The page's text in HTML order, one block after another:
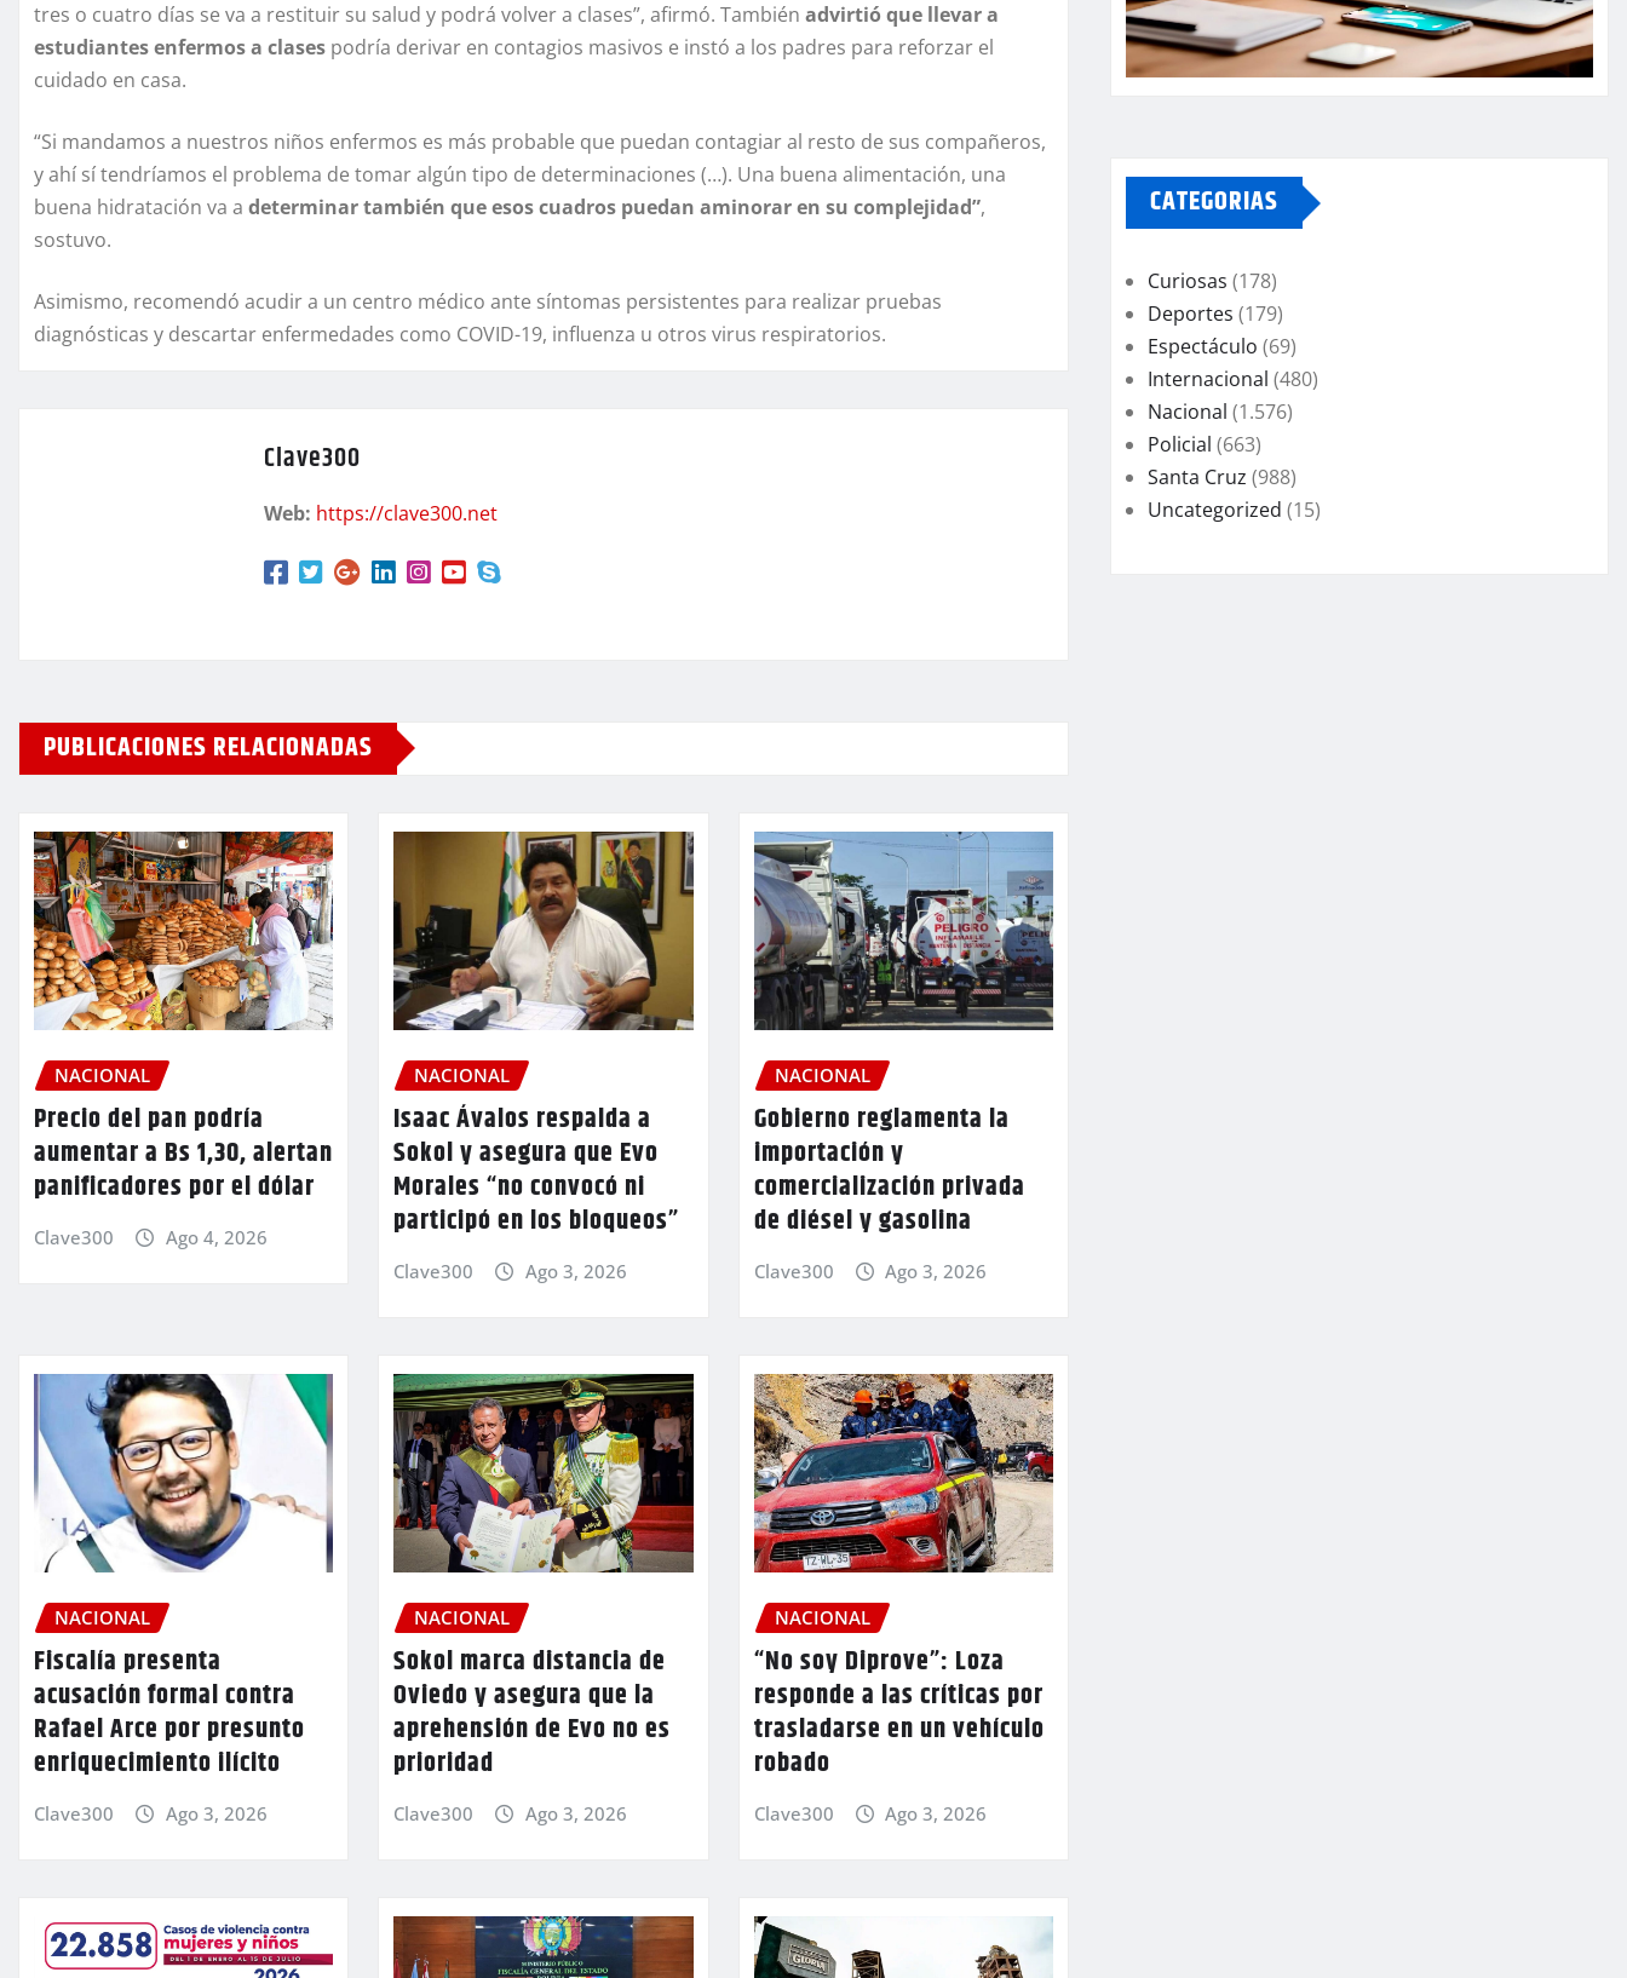
tres o cuatro días se va a restituir su salud y podrá volver a clases”, afirmó. También advirtió que llevar a
estudiantes enfermos a clases podría derivar en contagios masivos e instó a los padres para reforzar el
cuidado en casa.
“Si mandamos a nuestros niños enfermos es más probable que puedan contagiar al resto de sus compañeros,
y ahí sí tendríamos el problema de tomar algún tipo de determinaciones (…). Una buena alimentación, una
buena hidratación va a determinar también que esos cuadros puedan aminorar en su complejidad”,
sostuvo.
Asimismo, recomendó acudir a un centro médico ante síntomas persistentes para realizar pruebas
diagnósticas y descartar enfermedades como COVID-19, influenza u otros virus respiratorios.
Clave300
Web: https://clave300.net
PUBLICACIONES RELACIONADAS
NACIONAL
Precio del pan podría
aumentar a Bs 1,30, alertan
panificadores por el dólar
Clave300 Ago 4, 2026
NACIONAL
Isaac Ávalos respalda a
Sokol y asegura que Evo
Morales “no convocó ni
participó en los bloqueos”
Clave300 Ago 3, 2026
NACIONAL
Gobierno reglamenta la
importación y
comercialización privada
de diésel y gasolina
Clave300 Ago 3, 2026
NACIONAL
Fiscalía presenta
acusación formal contra
Rafael Arce por presunto
enriquecimiento ilícito
Clave300 Ago 3, 2026
NACIONAL
Sokol marca distancia de
Oviedo y asegura que la
aprehensión de Evo no es
prioridad
Clave300 Ago 3, 2026
NACIONAL
“No soy Diprove”: Loza
responde a las críticas por
trasladarse en un vehículo
robado
Clave300 Ago 3, 2026
CATEGORIAS
Curiosas (178)
Deportes (179)
Espectáculo (69)
Internacional (480)
Nacional (1.576)
Policial (663)
Santa Cruz (988)
Uncategorized (15)